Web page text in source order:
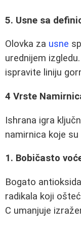
5. Usne sa
Olovka za usne
urednijem
ispravite liniju
4 Vrste
Ishrana igra
namirnica koje
1. Bobičasto
Bogato
radikala koji
C umanjuje